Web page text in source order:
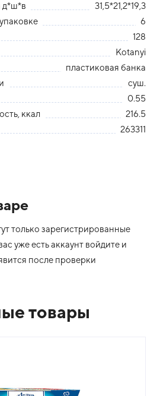
д*ш*в
31,5*21,2*19,3
6
128
Kotanyi
пластиковая банка
суш.
0.55
ккал
216.5
263311
только зарегистрированные
уже есть аккаунт войдите и
после проверки
товары